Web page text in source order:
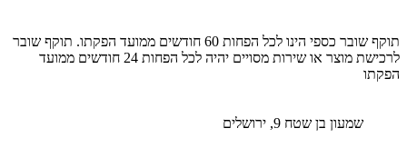
תוקף שובר כספי הינו לכל הפחות 60 חודשים ממועד הפקתו. תוקף שובר
לרכישת מוצר או שירות מסויים יהיה לכל הפחות 24 חודשים ממועד
הפקתו
שמעון בן שטח 9, ירושלים